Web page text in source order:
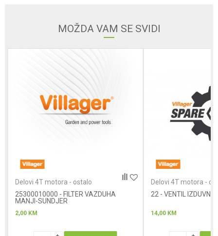
Anti-spam zaštita - izračunajte koliko je 2 + 3 :
MOŽDA VAM SE SVIDI
Delovi 4T motora - ostalo
25300010000 - FILTER VAZDUHA
MANJI-SUNDJER
2,00 KM
Delovi 4T motora -
22 - VENTIL IZDUVNI
14,00 KM